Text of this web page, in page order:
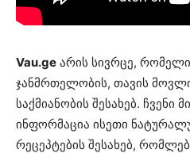
Vau.ge არის სივრცე,
ჯანმრთელობის, თავის
საქმიანობის შესახებ. ჩვენი
ინფორმაცია ისეთი
რეცეპტების შესახებ,